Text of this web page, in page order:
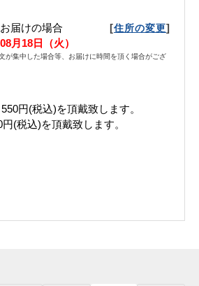
届けの場合 [住所の変更]
月18日（火）
が集中した場合等、お届けに時間を頂く場合がござ
550円(税込)を頂戴致します。
(税込)を頂戴致します。